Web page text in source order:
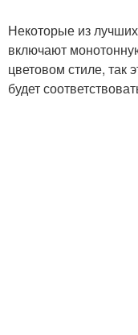
Некоторые из
включают
цветовом стиле, так
будет